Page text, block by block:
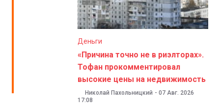
Деньги
«Причина точно не в риэлторах».
Тофан прокомментировал
высокие цены на недвижимость
Николай Пахольницкий - 07 Авг. 2026
17:08